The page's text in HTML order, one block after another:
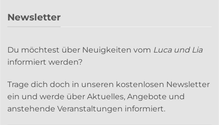
Newsletter
Du möchtest über Neuigkeiten vom Luca und Lia
informiert werden?
Trage dich doch in unseren kostenlosen Newsletter
ein und werde über Aktuelles, Angebote und
anstehende Veranstaltungen informiert.